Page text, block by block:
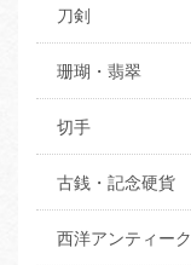
刀剣
珊瑚・翡翠
切手
古銭・記念硬貨
西洋アンティーク